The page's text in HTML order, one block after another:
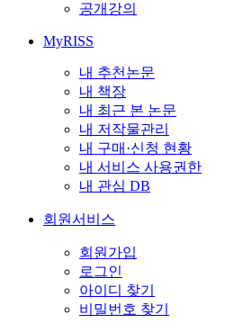
공개강의
MyRISS
내 추천논문
내 책장
내 최근 본 논문
내 저작물관리
내 구매·신청 현황
내 서비스 사용권한
내 관심 DB
회원서비스
회원가입
로그인
아이디 찾기
비밀번호 찾기